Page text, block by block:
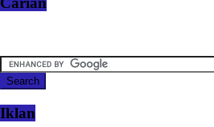
Iklan